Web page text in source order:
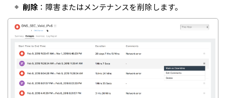
削除 ：障害またはメンテナンスを削除します。